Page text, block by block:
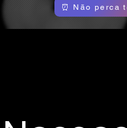
⏰ Não perca